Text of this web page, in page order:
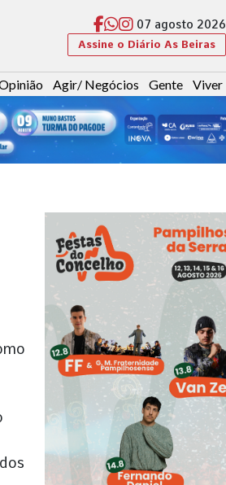
07 agosto 2026
Assine o Diário As Beiras
Agir/ Negócios Gente Viver